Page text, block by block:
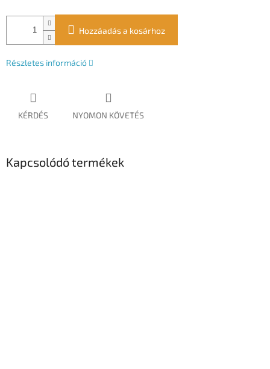
Hozzáadás a kosárhoz
Részletes információ
KÉRDÉS NYOMON KÖVETÉS
Kapcsolódó termékek